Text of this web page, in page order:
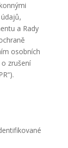
a Rady
osobních
zrušení